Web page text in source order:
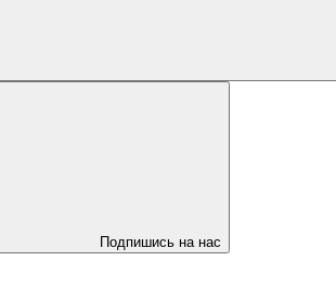
Подпишись на нас